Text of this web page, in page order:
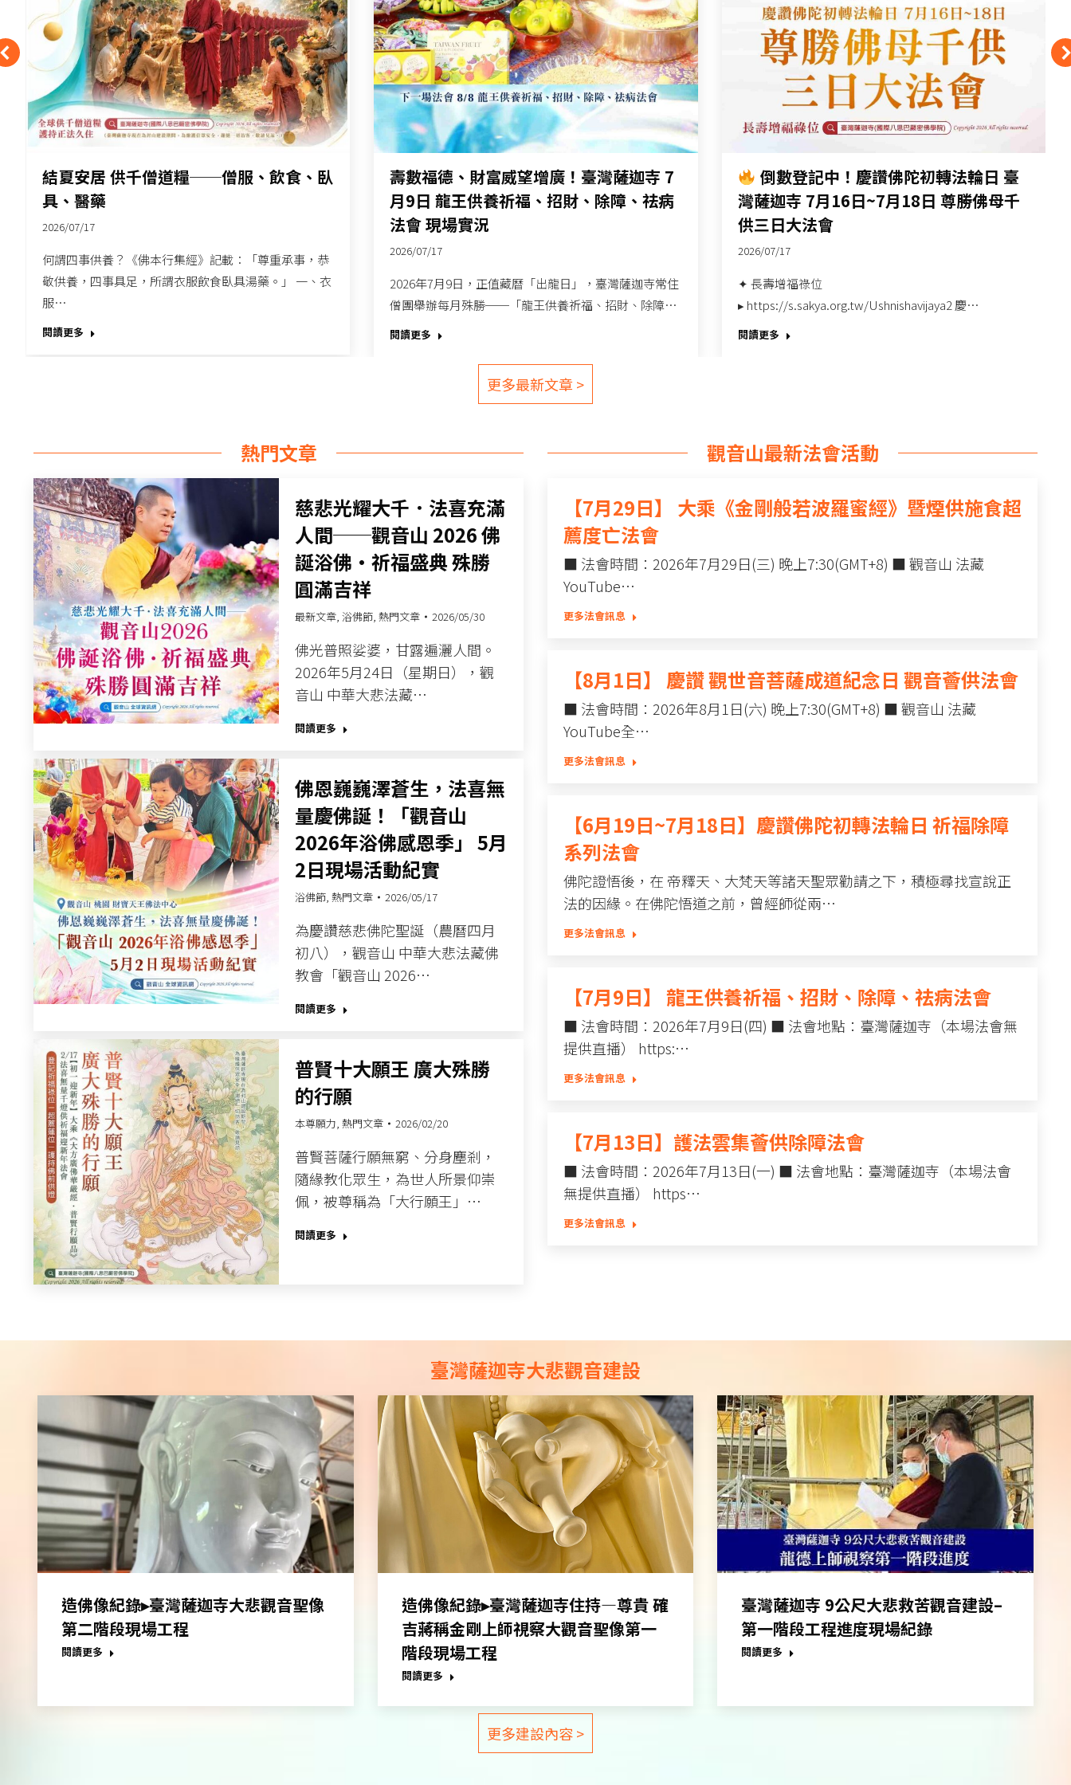
結夏安居 供千僧道糧──僧服、飲食、臥
具、醫藥
2026/07/17
何謂四事供養？《佛本行集經》記載：「尊重承事，恭
敬供養，四事具足，所謂衣服飲食臥具湯藥。」 一、衣
服…
閱讀更多
壽數福德、財富威望增廣！臺灣薩迦寺 7
月9日 龍王供養祈福、招財、除障、祛病
法會 現場實況
2026/07/17
2026年7月9日，正值藏曆「出龍日」，臺灣薩迦寺常住
僧團舉辦每月殊勝──「龍王供養祈福、招財、除障…
閱讀更多
倒數登記中！慶讚佛陀初轉法輪日 臺
灣薩迦寺 7月16日~7月18日 尊勝佛母千
供三日大法會
2026/07/17
✦ 長壽增福祿位
▸ https://s.sakya.org.tw/Ushnishavijaya2 慶…
閱讀更多
更多最新文章 >
熱門文章
慈悲光耀大千．法喜充滿
人間──觀音山 2026 佛
誕浴佛•祈福盛典 殊勝
圓滿吉祥
最新文章, 浴佛節, 熱門文章 2026/05/30
佛光普照娑婆，甘露遍灑人間。
2026年5月24日（星期日），觀
音山 中華大悲法藏…
閱讀更多
佛恩巍巍澤蒼生，法喜無
量慶佛誕！「觀音山
2026年浴佛感恩季」 5月
2日現場活動紀實
浴佛節, 熱門文章 2026/05/17
為慶讚慈悲佛陀聖誕（農曆四月
初八），觀音山 中華大悲法藏佛
教會「觀音山 2026…
閱讀更多
普賢十大願王 廣大殊勝
的行願​
本尊願力, 熱門文章 2026/02/20
普賢菩薩行願無窮、分身塵剎，
隨緣教化眾生，為世人所景仰崇
佩，被尊稱為「大行願王」…
閱讀更多
觀音山最新法會活動
【7月29日】 大乘《金剛般若波羅蜜經》暨煙供施食超
薦度亡法會
■ 法會時間：2026年7月29日(三) 晚上7:30(GMT+8) ■ 觀音山 法藏
YouTube…
更多法會訊息
【8月1日】 慶讚 觀世音菩薩成道紀念日 觀音薈供法會
■ 法會時間：2026年8月1日(六) 晚上7:30(GMT+8) ■ 觀音山 法藏
YouTube全…
更多法會訊息
【6月19日~7月18日】慶讚佛陀初轉法輪日 祈福除障
系列法會
佛陀證悟後，在 帝釋天、大梵天等諸天聖眾勸請之下，積極尋找宣說正
法的因緣。在佛陀悟道之前，曾經師從兩…
更多法會訊息
【7月9日】 龍王供養祈福、招財、除障、祛病法會
■ 法會時間：2026年7月9日(四) ■ 法會地點：臺灣薩迦寺（本場法會無
提供直播） https:…
更多法會訊息
【7月13日】護法雲集薈供除障法會
■ 法會時間：2026年7月13日(一) ■ 法會地點：臺灣薩迦寺（本場法會
無提供直播） https…
更多法會訊息
臺灣薩迦寺大悲觀音建設
造佛像紀錄▸臺灣薩迦寺大悲觀音聖像
第二階段現場工程
閱讀更多
造佛像紀錄▸臺灣薩迦寺住持—尊貴 確
吉蔣稱金剛上師視察大觀音聖像第一
階段現場工程
閱讀更多
臺灣薩迦寺 9公尺大悲救苦觀音建設–
第一階段工程進度現場紀錄
閱讀更多
更多建設內容 >